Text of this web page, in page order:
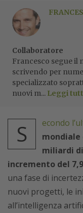
Collaboratore
Francesco segue il
scrivendo per
specializzato
nuovi m... Leggi
S econdo
mondiale
miliardi
incremento del
una fase di
nuovi progetti, le
all’intelligenza